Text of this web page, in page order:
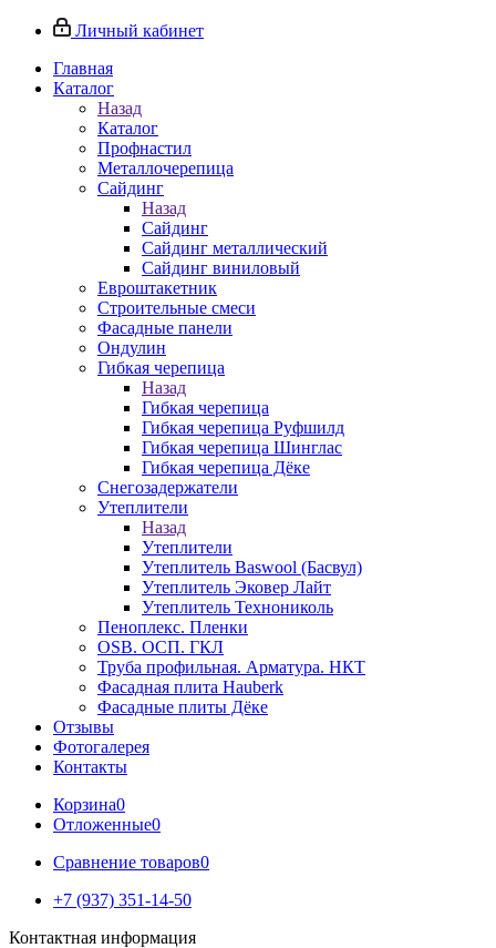
Личный кабинет
Главная
Каталог
Назад
Каталог
Профнастил
Металлочерепица
Сайдинг
Назад
Сайдинг
Сайдинг металлический
Сайдинг виниловый
Евроштакетник
Строительные смеси
Фасадные панели
Ондулин
Гибкая черепица
Назад
Гибкая черепица
Гибкая черепица Руфшилд
Гибкая черепица Шинглас
Гибкая черепица Дёке
Снегозадержатели
Утеплители
Назад
Утеплители
Утеплитель Baswool (Басвул)
Утеплитель Эковер Лайт
Утеплитель Технониколь
Пеноплекс. Пленки
OSB. ОСП. ГКЛ
Труба профильная. Арматура. НКТ
Фасадная плита Hauberk
Фасадные плиты Дёке
Отзывы
Фотогалерея
Контакты
Корзина0
Отложенные0
Сравнение товаров0
+7 (937) 351-14-50
Контактная информация